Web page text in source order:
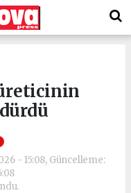
- 15:08, Güncelleme: